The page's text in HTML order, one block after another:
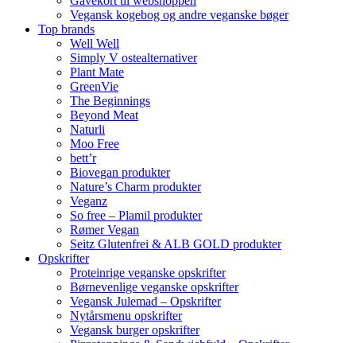
Vegansk kogebog og andre veganske bøger
Top brands
Well Well
Simply V ostealternativer
Plant Mate
GreenVie
The Beginnings
Beyond Meat
Naturli
Moo Free
bett’r
Biovegan produkter
Nature’s Charm produkter
Veganz
So free – Plamil produkter
Rømer Vegan
Seitz Glutenfrei & ALB GOLD produkter
Opskrifter
Proteinrige veganske opskrifter
Børnevenlige veganske opskrifter
Vegansk Julemad – Opskrifter
Nytårsmenu opskrifter
Vegansk burger opskrifter